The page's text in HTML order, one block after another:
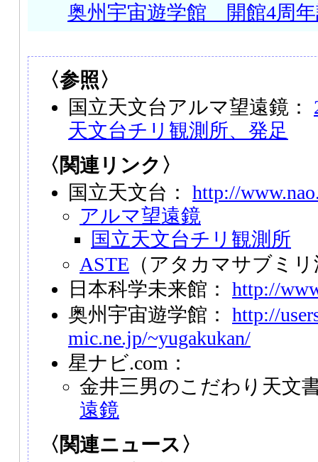
奥州宇宙遊学館 開館4周
〈参照〉
国立天文台アルマ望遠鏡：
天文台チリ観測所、発足
〈関連リンク〉
国立天文台： http://
アルマ望遠鏡
国立天文台チリ観測所
ASTE （アタカマサブミ
日本科学未来館： http://
奥州宇宙遊学館： http://
mic.ne.jp/~yugakukan/
星ナビ.com：
金井三男のこだわり天文
遠鏡
〈関連ニュース〉